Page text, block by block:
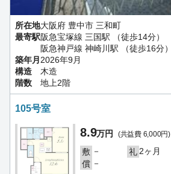
所在地大阪府 豊中市 三和町
最寄駅阪急宝塚線 三国駅 （徒歩14分）
阪急神戸線 神崎川駅 （徒歩16分）
築年月2026年9月
構造
木造
階数
地上2階
105号室
8.9万円 (共益費 6,000円)
敷 － 礼 2ヶ月
償 －